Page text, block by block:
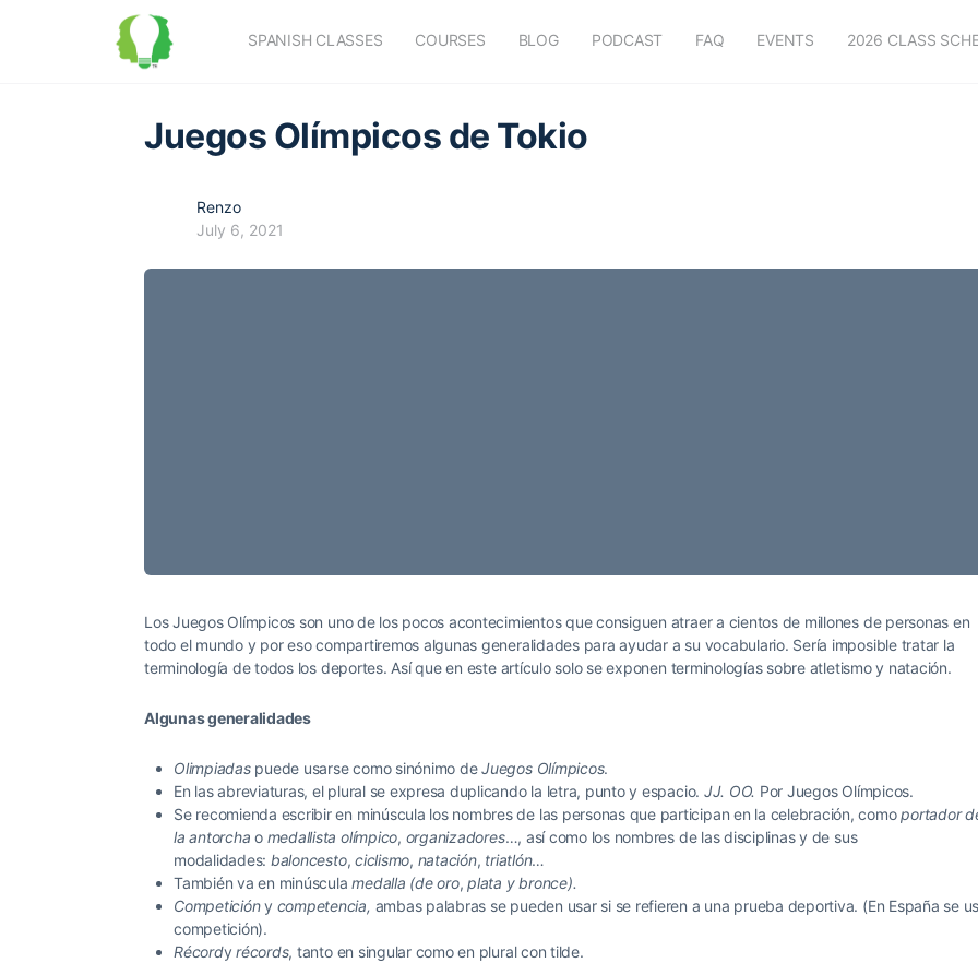
SPANISH CLASSES COURSES BLOG PODCAST FAQ EVENTS 2026 CLASS
Juegos Olímpicos de Tokio
Renzo
July 6, 2021
Los Juegos Olímpicos son uno de los pocos acontecimientos que consiguen atraer a cientos de millones de personas en
todo el mundo y por eso compartiremos algunas generalidades para ayudar a su vocabulario. Sería imposible tratar la
terminología de todos los deportes. Así que en este artículo solo se exponen terminologías sobre atletismo y natación.
Algunas generalidades
Olimpiadas puede usarse como sinónimo deJuegos Olímpicos.
En las abreviaturas, el plural se expresa duplicando la letra, punto y espacio. JJ. OO. Por Juegos Olímpicos.
Se recomienda escribir en minúscula los nombres de las personas que participan en la celebración, comoportador
la antorchao medallista olímpico, organizadores…, así como los nombres de las disciplinas y de sus
modalidades: baloncesto,ciclismo, natación, triatlón…
También va en minúsculamedalla (de oro,plata y bronce).
Competicióny competencia, ambas palabras se pueden usar si se refieren a una prueba deportiva. (En España se
competición).
Récordyrécords, tanto en singular como en plural con tilde.